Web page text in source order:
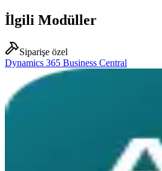
İlgili Modüller
Siparişe özel
Dynamics 365 Business Central